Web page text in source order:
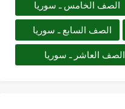
الصف الخامس ـ سوريا
الصف السابع ـ سوريا
الصف العاشر ـ سوريا